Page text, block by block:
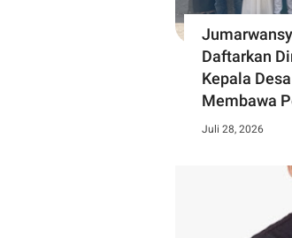
Daftarkan
Kepala
Membawa
Juli 28, 2026